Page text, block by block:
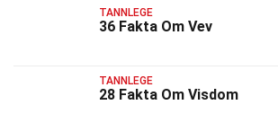
TANNLEGE
36 Fakta Om Vev
TANNLEGE
28 Fakta Om Visdom